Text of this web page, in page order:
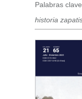
Palabras
historia
Barra